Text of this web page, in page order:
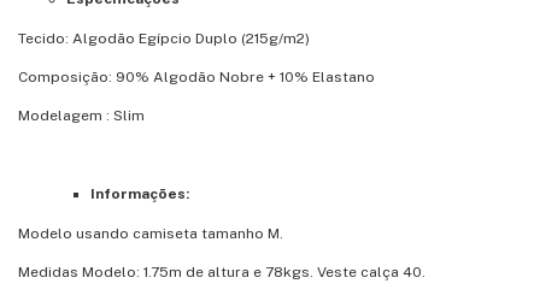
Tecido: Algodão Egípcio Duplo (215g/m2)
Composição: 90% Algodão Nobre + 10% Elastano
Modelagem : Slim
Informações:
Modelo usando camiseta tamanho M.
Medidas Modelo: 1.75m de altura e 78kgs. Veste calça 40.